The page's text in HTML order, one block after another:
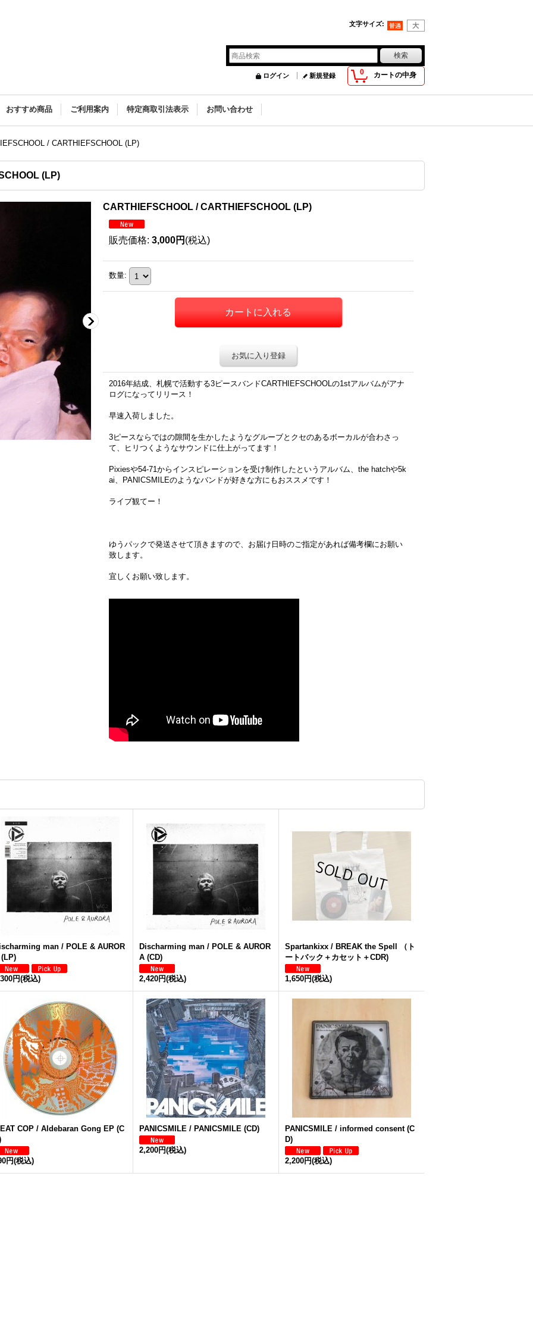
文字サイズ:
0 カートの中身
ログイン 新規登録
おすすめ商品 ご利用案内 特定商取引法表示 お問い合わせ
/ CARTHIEFSCHOOL (LP)
(LP)
CARTHIEFSCHOOL / CARTHIEFSCHOOL (LP)
販売価格: 3,000円 (税込)
数量:
お気に入り登録
2016年結成、札幌で活動する3ピースバンドCARTHIEFSCHOOLの1stアルバムがアナ
ログになってリリース！
早速入荷しました。
3ピースならではの隙間を生かしたようなグルーブとクセのあるボーカルが合わさっ
て、ヒリつくようなサウンドに仕上がってます！
Pixiesや54-71からインスピレーションを受け制作したというアルバム、the hatchや5k
ai、PANICSMILEのようなバンドが好きな方にもおススメです！
ライブ観てー！
ゆうパックで発送させて頂きますので、お届け日時のご指定があれば備考欄にお願い
致します。
宜しくお願い致します。
man / POLE & AUROR
円(税込)
Discharming man / POLE & AUROR
A (CD)
2,420円(税込)
Spartankixx / BREAK the Spell （ト
ートバック＋カセット＋CDR)
1,650円(税込)
COP / Aldebaran Gong EP (C
円(税込)
PANICSMILE / PANICSMILE (CD)
2,200円(税込)
PANICSMILE / informed consent (C
D)
2,200円(税込)